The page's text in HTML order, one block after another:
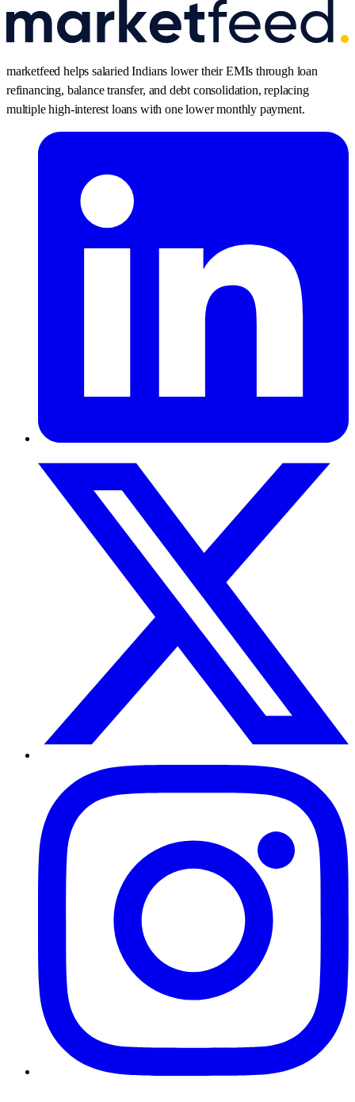
marketfeed helps salaried Indians lower their EMIs through loan
refinancing, balance transfer, and debt consolidation, replacing
multiple high-interest loans with one lower monthly payment.